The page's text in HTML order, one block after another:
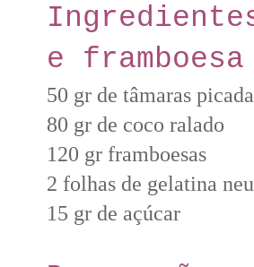
e framboesa
50 gr de tâmaras
80 gr de coco ralado
120 gr framboesas
2 folhas de gelatina
15 gr de açúcar